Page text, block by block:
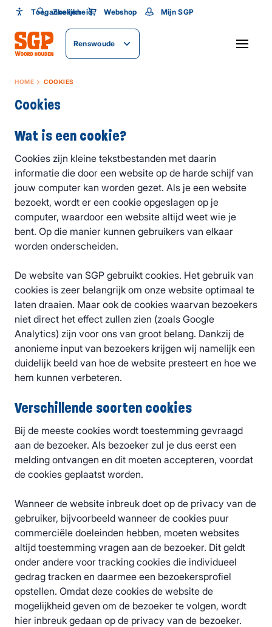
Toegankelijkheid
Toegankelijkheid
Lettergrootte
Zoeken Webshop Mijn SGP
Renswoude
HOME COOKIES
Cookies
Wat is een cookie?
Cookies zijn kleine tekstbestanden met daarin
informatie die door een website op de harde schijf van
jouw computer kan worden gezet. Als je een website
bezoekt, wordt er een cookie opgeslagen op je
computer, waardoor een website altijd weet wie je
bent. Op die manier kunnen gebruikers van elkaar
worden onderscheiden.
De website van SGP gebruikt cookies. Het gebruik van
cookies is zeer belangrijk om onze website optimaal te
laten draaien. Maar ook de cookies waarvan bezoekers
niet direct het effect zullen zien (zoals Google
Analytics) zijn voor ons van groot belang. Dankzij de
anonieme input van bezoekers krijgen wij namelijk een
duidelijk beeld van hoe de website presteert en hoe we
hem kunnen verbeteren.
Verschillende soorten cookies
Bij de meeste cookies wordt toestemming gevraagd
aan de bezoeker. Als bezoeker zul je dus eerst een
melding ontvangen en dit moeten accepteren, voordat
de cookies geplaatst worden.
Wanneer de website inbreuk doet op de privacy van de
gebruiker, bijvoorbeeld wanneer de cookies puur
commerciële doeleinden hebben, moeten websites
altijd toestemming vragen aan de bezoeker. Dit geldt
onder andere voor tracking cookies die individueel
gedrag tracken en daarmee een bezoekersprofiel
opstellen. Omdat deze cookies de website de
mogelijkheid geven om de bezoeker te volgen, wordt
hier inbreuk gedaan op de privacy van de bezoeker.